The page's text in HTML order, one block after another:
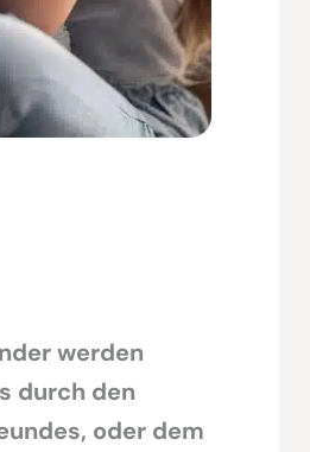
werden
durch den
oder dem